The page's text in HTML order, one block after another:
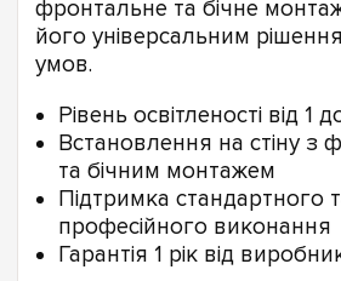
фронтальне та бічне
його універсальним
умов.
Рівень освітленості від 1
Встановлення на стіну з
та бічним монтажем
Підтримка стандартного
професійного виконання
Гарантія 1 рік від